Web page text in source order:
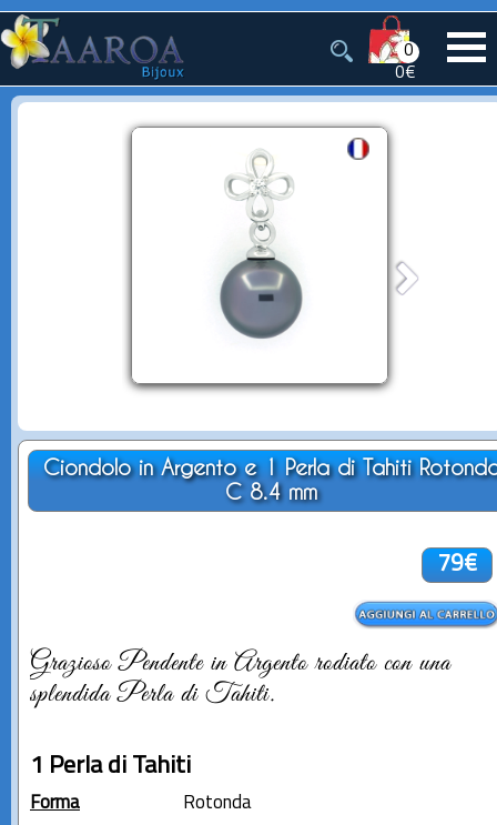
0
0€
Ciondolo in Argento e 1 Perla di Tahiti
C 8.4 mm
79€
Grazioso Pendente in Argento rodiato con una
splendida Perla di Tahiti.
1 Perla di Tahiti
Forma
Rotonda